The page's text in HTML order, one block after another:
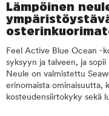
Lämpöinen
Feel Active Blue Ocean -
syksyyn ja talveen, ja sopii
Neule on valmistettu
erinomaista ominaisuutta,
kosteudensiirtokyky sekä